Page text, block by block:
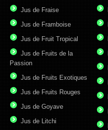
Jus de Fraise
Jus de Framboise
Jus de Fruit Tropical
Jus de Fruits de la
Passion
Jus de Fruits Exotiques
Jus de Fruits Rouges
Jus de Goyave
Jus de Litchi